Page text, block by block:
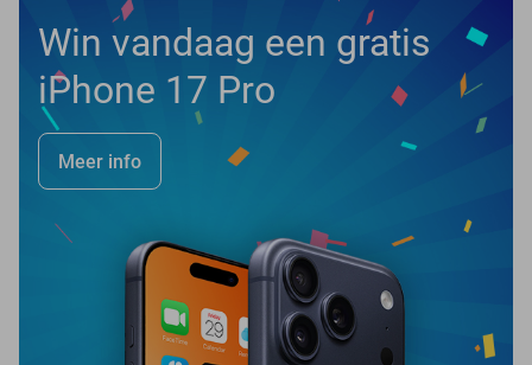
Win vandaag een gratis
iPhone 17 Pro
Meer info